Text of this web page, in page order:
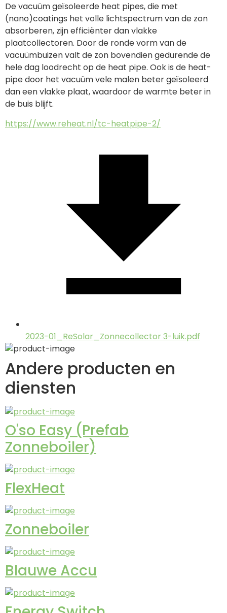
De vacuüm geïsoleerde heat pipes, die met
(nano)coatings het volle lichtspectrum van de zon
absorberen, zijn efficiënter dan vlakke
plaatcollectoren. Door de ronde vorm van de
vacuümbuizen valt de zon bovendien gedurende de
hele dag loodrecht op de heat pipe. Ook is de heat-
pipe door het vacuüm vele malen beter geïsoleerd
dan een vlakke plaat, waardoor de warmte beter in
de buis blijft.
https://www.reheat.nl/tc-heatpipe-2/
2023-01_ReSolar_Zonnecollector 3-luik.pdf
Andere producten en
diensten
O'so Easy (Prefab
Zonneboiler)
FlexHeat
Zonneboiler
Blauwe Accu